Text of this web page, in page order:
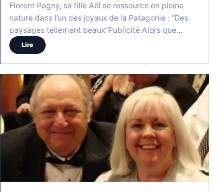
Florent Pagny, sa fille Aël se ressource en pleine
nature dans l’un des joyaux de la Patagonie : “Des
paysages tellement beaux”Publicité Alors que…
Lire